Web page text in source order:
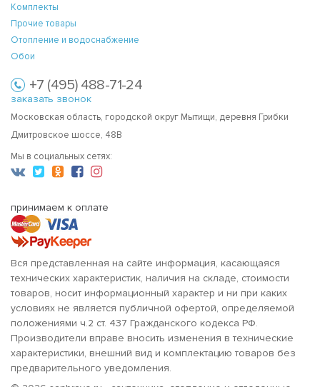
Комплекты
Прочие товары
Отопление и водоснабжение
Обои
+7 (495) 488-71-24
заказать звонок
Московская область, городской округ Мытищи, деревня Грибки
Дмитровское шоссе, 48В
Мы в социальных сетях:
принимаем к оплате
Вся представленная на сайте информация, касающаяся
технических характеристик, наличия на складе, стоимости
товаров, носит информационный характер и ни при каких
условиях не является публичной офертой, определяемой
положениями ч.2 ст. 437 Гражданского кодекса РФ.
Производители вправе вносить изменения в технические
характеристики, внешний вид и комплектацию товаров без
предварительного уведомления.